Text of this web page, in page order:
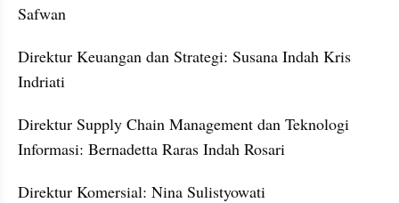
Safwan
Direktur Keuangan dan Strategi: Susana Indah Kris
Indriati
Direktur Supply Chain Management dan Teknologi
Informasi: Bernadetta Raras Indah Rosari
Direktur Komersial: Nina Sulistyowati